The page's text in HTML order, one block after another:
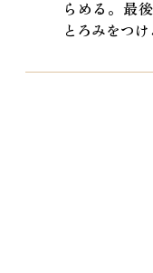
らめる。最
とろみをつけ